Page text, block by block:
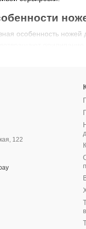
особенность
— удобен
— для
стоит
для сыра сохраняет
а кусочки
брендов,
Joseph — стиль
122